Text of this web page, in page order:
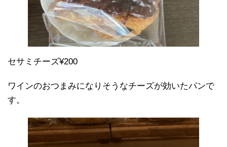
セサミチーズ¥200
ワインのおつまみになりそうなチーズが効いたパンで
す。